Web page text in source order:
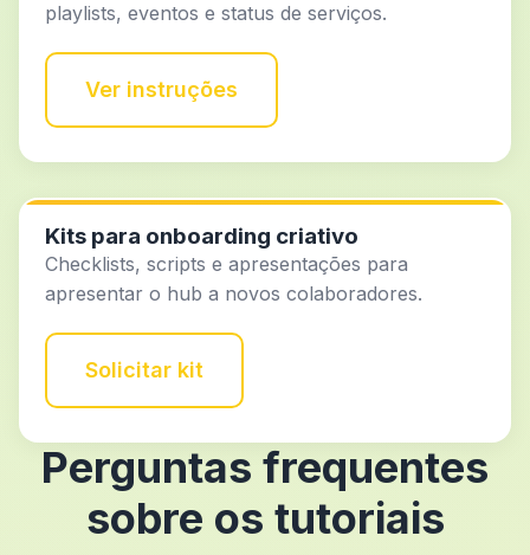
playlists, eventos e status de serviços.
Ver instruções
Kits para onboarding criativo
Checklists, scripts e apresentações para
apresentar o hub a novos colaboradores.
Solicitar kit
Perguntas frequentes
sobre os tutoriais